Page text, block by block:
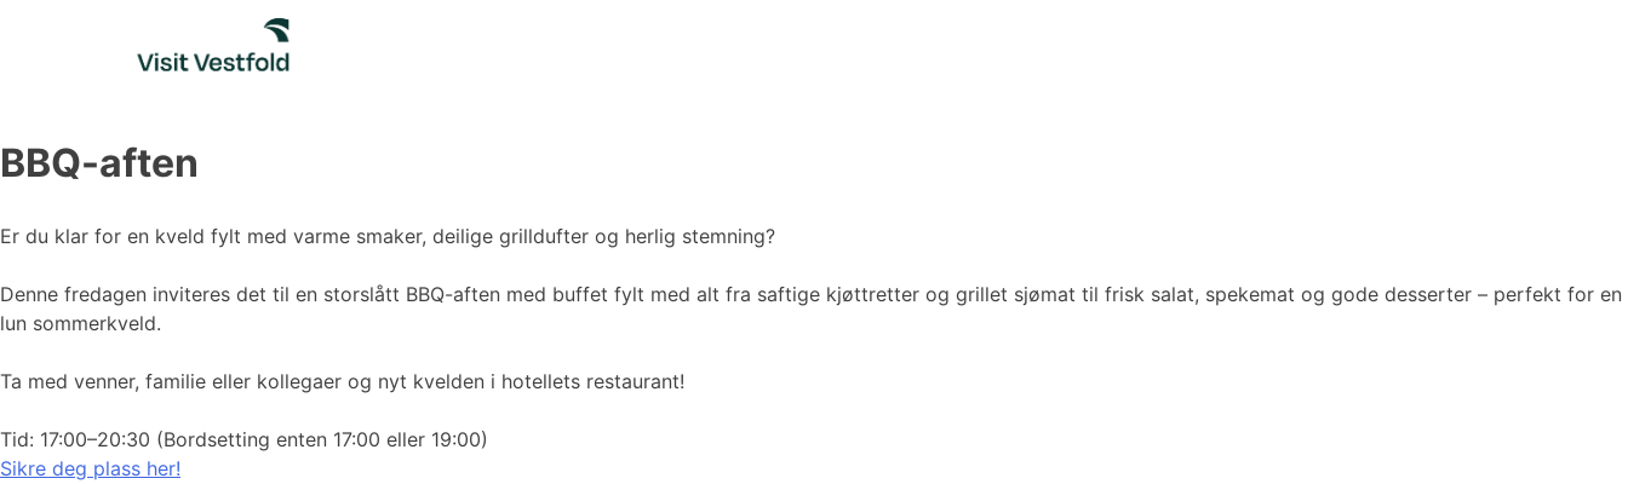
BBQ-aften
Er du klar for en kveld fylt med varme smaker, deilige grilldufter og herlig stemning?
Denne fredagen inviteres det til en storslått BBQ-aften med buffet fylt med alt fra saftige kjøttretter og grillet sjømat til frisk salat, spekemat og gode desserter – perfekt for en
lun sommerkveld.
Ta med venner, familie eller kollegaer og nyt kvelden i hotellets restaurant!
Tid: 17:00–20:30 (Bordsetting enten 17:00 eller 19:00)
Sikre deg plass her!